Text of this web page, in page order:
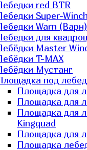
red BTR
Super-Winch
Warn (Варн)
для
Master
T-MAX
Мустанг
под
Площадка для
Площадка для
Площадка для
Kingquad
Площадка для
Площадка